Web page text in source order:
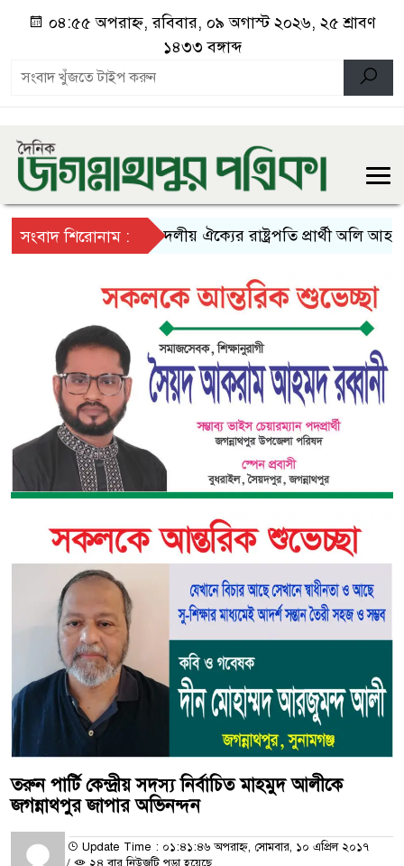
০৪:৫৫ অপরাহ্ন, রবিবার, ০৯ অগাস্ট ২০২৬, ২৫ শ্রাবণ
১৪৩৩ বঙ্গাব্দ
সংবাদ শিরোনাম :১১ দলীয় ঐক্যের রাষ্ট্রপতি প্রার্থী অলি আহমদ
তরুন পার্টি কেন্দ্রীয় সদস্য নির্বাচিত মাহমুদ আলীকে
জগন্নাথপুর জাপার অভিনন্দন
Update Time : ০১:৪১:৪৬ অপরাহ্ন, সোমবার, ১০ এপ্রিল ২০১৭
/
২৪ বার নিউজটি পড়া হয়েছে